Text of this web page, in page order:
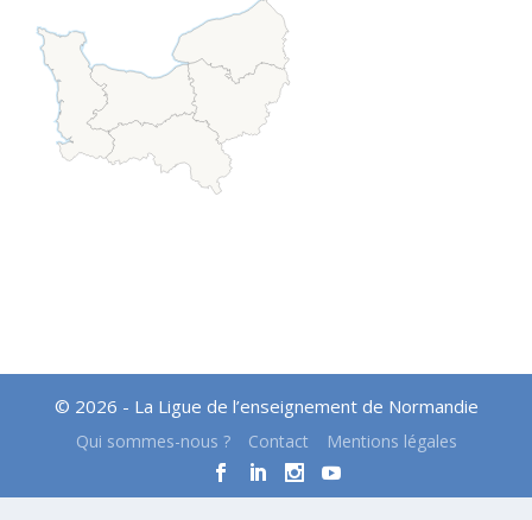
© 2026 - La Ligue de l’enseignement de Normandie
Qui sommes-nous ? Contact Mentions légales